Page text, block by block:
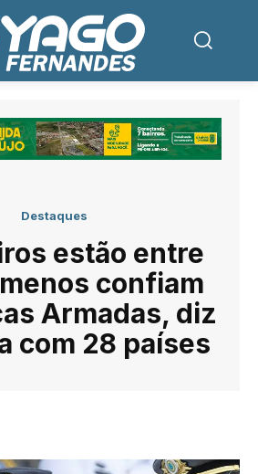
Destaques
estão entre
confiam
Armadas, diz
com 28 países